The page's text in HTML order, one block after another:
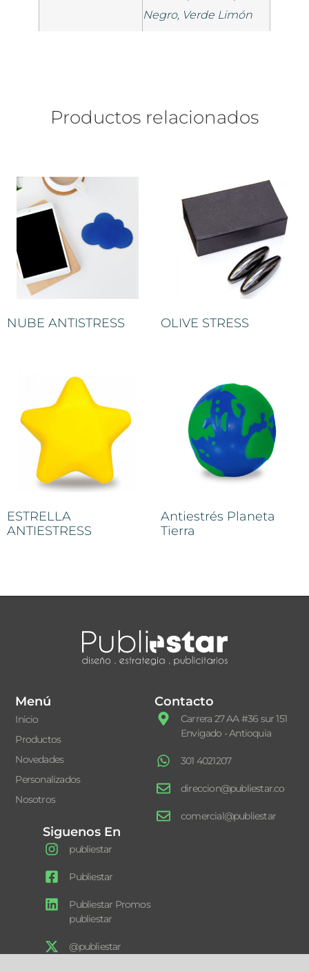
Negro, Verde Limón
Productos relacionados
NUBE ANTISTRESS OLIVE STRESS
ESTRELLA
ANTIESTRESS
Antiestrés Planeta
Tierra
Menú
Inicio
Productos
Novedades
Personalizados
Nosotros
Contacto
Carrera 27 AA #36 sur 151
Envigado - Antioquia
301 4021207
direccion@publiestar.co
comercial@publiestar
Siguenos En
publiestar
Publiestar
Publiestar Promos
publiestar
@publiestar